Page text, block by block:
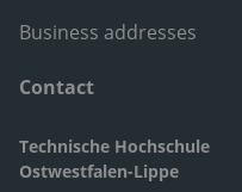
Business addresses
Contact
Technische Hochschule
Ostwestfalen-Lippe